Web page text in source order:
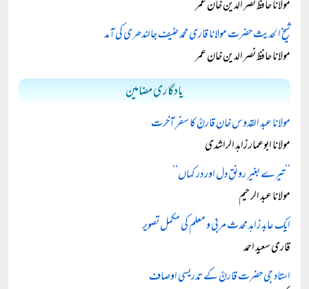
مولانا حافظ نصر الدین خان عمر
شیخ الحدیث حضرت مولانا قاری محمد حنیف جالندھری کی آمد
مولانا حافظ نصر الدین خان عمر
یادگاری مضامین
مولانا عبد القدوس خان قارنؒ کا سفرِ آخرت
مولانا ابوعمار زاہد الراشدی
’’تیرے بغیر رونقِ دل اور در کہاں‘‘
مولانا عبد الرحیم
ایک عابد زاہد محدث مربی و معلم کی مکمل تصویر
قاری سعید احمد
استاد جی حضرت قارنؒ کے تدریسی اوصاف